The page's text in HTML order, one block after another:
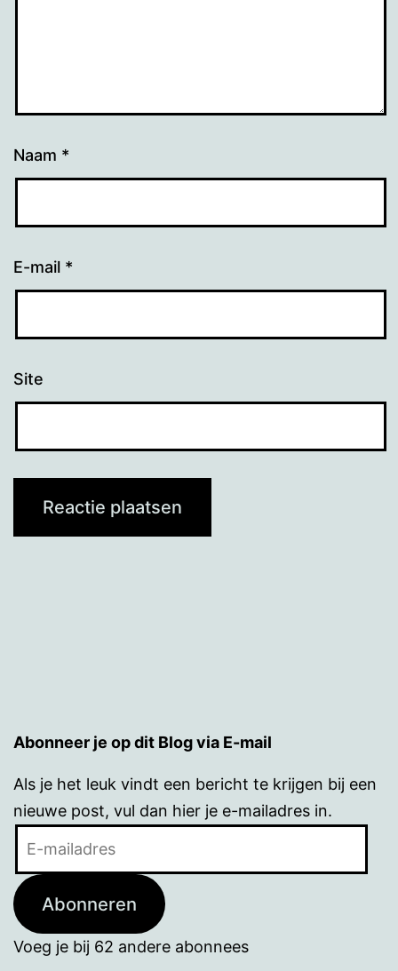
Naam *
E-mail *
Site
Abonneer je op dit Blog via E-mail
Als je het leuk vindt een bericht te krijgen bij een
nieuwe post, vul dan hier je e-mailadres in.
Abonneren
Voeg je bij 62 andere abonnees